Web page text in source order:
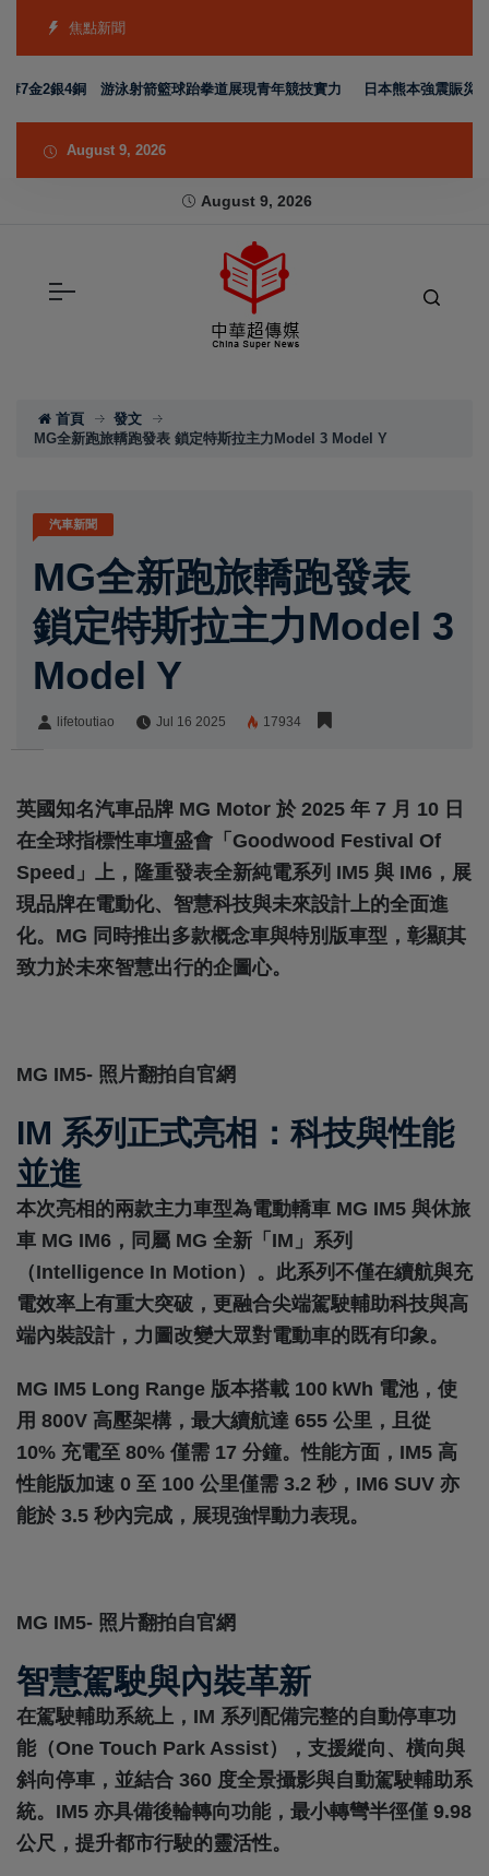
焦點新聞
2銀4銅 游泳射箭籃球跆拳道展現青年競技實力 日本熊本強震賑災再獲
August 9, 2026
August 9, 2026
首頁
發文
MG全新跑旅轎跑發表 鎖定特斯拉主力Model 3 Model Y
汽車新聞
MG全新跑旅轎跑發表
鎖定特斯拉主力Model 3
Model Y
lifetoutiao Jul 16 2025 17934
英國知名汽車品牌 MG Motor 於 2025 年 7 月 10 日
在全球指標性車壇盛會「Goodwood Festival Of
Speed」上，隆重發表全新純電系列 IM5 與 IM6，展
現品牌在電動化、智慧科技與未來設計上的全面進
化。MG 同時推出多款概念車與特別版車型，彰顯其
致力於未來智慧出行的企圖心。
MG IM5- 照片翻拍自官網
IM 系列正式亮相：科技與性能
並進
本次亮相的兩款主力車型為電動轎車 MG IM5 與休旅
車 MG IM6 ，同屬 MG 全新「IM」系列
（Intelligence In Motion）。此系列不僅在續航與充
電效率上有重大突破，更融合尖端駕駛輔助科技與高
端內裝設計，力圖改變大眾對電動車的既有印象。
MG IM5 Long Range 版本搭載 100 KWh 電池，使
用 800V 高壓架構，最大續航達 655 公里，且從
10% 充電至 80% 僅需 17 分鐘。性能方面，IM5 高
性能版加速 0 至 100 公里僅需 3.2 秒，IM6 SUV 亦
能於 3.5 秒內完成，展現強悍動力表現。
MG IM5- 照片翻拍自官網
智慧駕駛與內裝革新
在駕駛輔助系統上，IM 系列配備完整的自動停車功
能（One Touch Park Assist），支援縱向、橫向與
斜向停車，並結合 360 度全景攝影與自動駕駛輔助系
統。IM5 亦具備後輪轉向功能，最小轉彎半徑僅 9.98
公尺，提升都市行駛的靈活性。